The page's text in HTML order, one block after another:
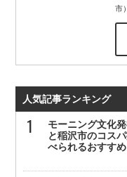
市
人気記事ランキング
モーニング文化
と稲沢市のコス
べられるおすす